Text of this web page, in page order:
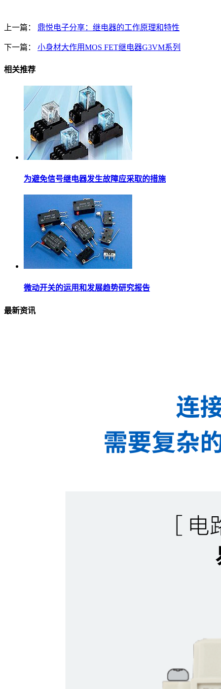
上一篇： 鼎悦电子分享：继电器的工作原理和特性
下一篇： 小身材大作用MOS FET继电器G3VM系列
相关推荐
为避免信号继电器发生故障应采取的措施
微动开关的运用和发展趋势研究报告
最新资讯